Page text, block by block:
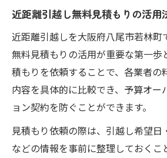
引越し
八尾市の引越し補助金を
見積もり比較で費用を最適
越し術
近距離引越しの見積もり
近距離引越し無料見積もりの活用
近距離引越しを大阪府八尾市若林町
無料見積もりの活用が重要な第一歩
積もりを依頼することで、各業者の
内容を具体的に比較でき、予算オー
ョン契約を防ぐことができます。
見積もり依頼の際は、引越し希望日
などの情報を事前に整理しておくこ